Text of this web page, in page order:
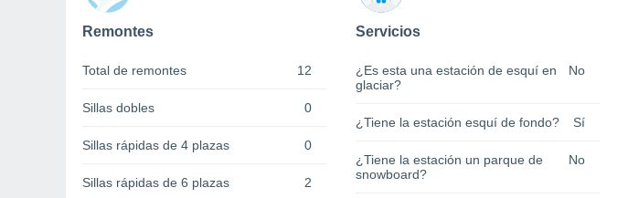
Remontes
Total de remontes 12
Sillas dobles 0
Sillas rápidas de 4 plazas 0
Sillas rápidas de 6 plazas 2
Servicios
¿Es esta una estación de esquí en
glaciar?
No
¿Tiene la estación esquí de fondo? Sí
¿Tiene la estación un parque de
snowboard?
No